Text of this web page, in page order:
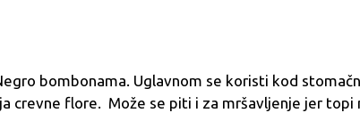
bombonama. Uglavnom se koristi kod
crevne flore. Može se piti i za mršavljenje jer topi